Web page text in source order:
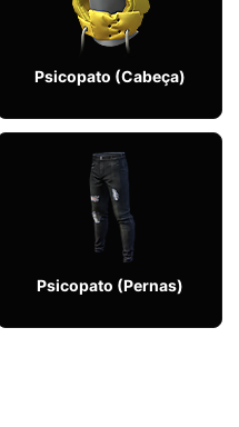
Psicopato (Cabeça)
Psicopato (Pernas)